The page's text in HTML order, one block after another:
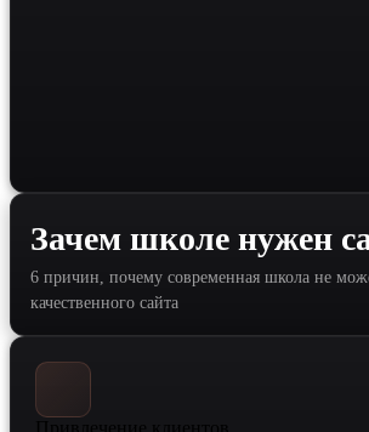
Зачем школе нужен
6 причин, почему современная школа не
качественного сайта